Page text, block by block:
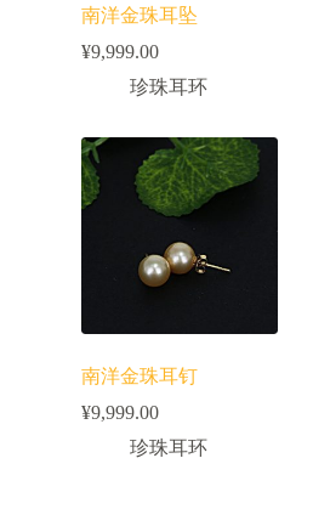
南洋金珠耳坠
¥9,999.00
珍珠耳环
南洋金珠耳钉
¥9,999.00
珍珠耳环